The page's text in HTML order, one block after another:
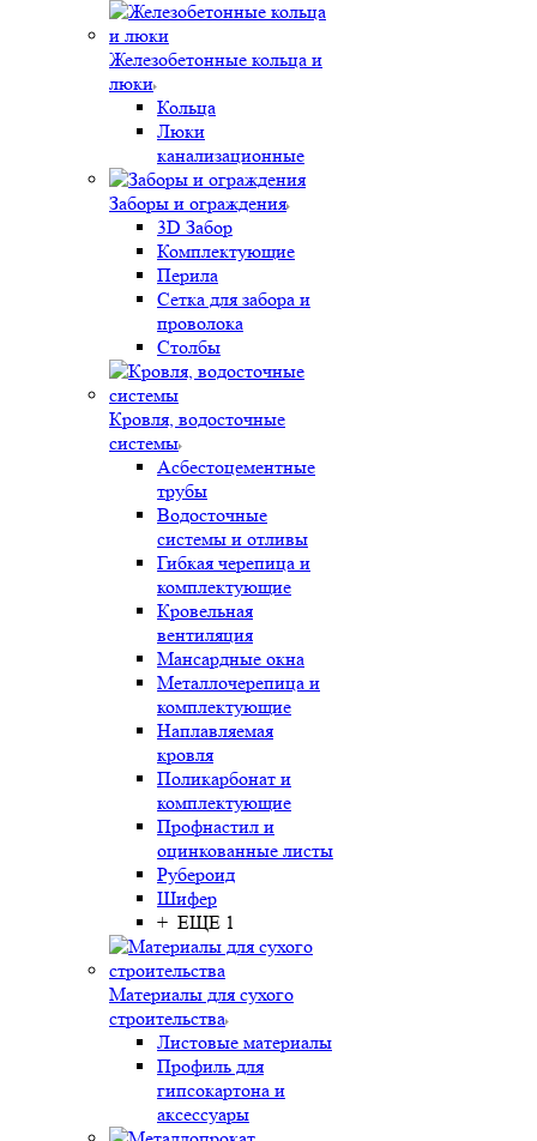
Железобетонные кольца и
люки
Кольца
Люки
канализационные
Заборы и ограждения
3D Забор
Комплектующие
Перила
Сетка для забора и
проволока
Столбы
Кровля, водосточные
системы
Асбестоцементные
трубы
Водосточные
системы и отливы
Гибкая черепица и
комплектующие
Кровельная
вентиляция
Мансардные окна
Металлочерепица и
комплектующие
Наплавляемая
кровля
Поликарбонат и
комплектующие
Профнастил и
оцинкованные листы
Рубероид
Шифер
+ ЕЩЕ 1
Материалы для сухого
строительства
Листовые материалы
Профиль для
гипсокартона и
аксессуары